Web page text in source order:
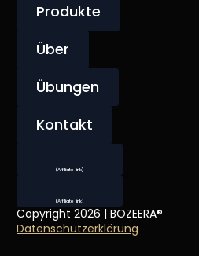
Produkte
Über
Übungen
Kontakt
Copyright 2026 | BOZEERA®
Datenschutzerklärung